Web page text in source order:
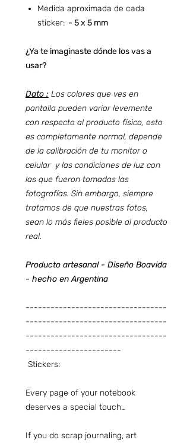
Medida aproximada de cada
sticker: - 5 x 5 mm
¿Ya te imaginaste dónde los vas a
usar?
Dato : Los colores que ves en
pantalla pueden variar levemente
con respecto al producto físico, esto
es completamente normal, depende
de la calibración de tu monitor o
celular y las condiciones de luz con
las que fueron tomadas las
fotografías. Sin embargo, siempre
tratamos de que nuestras fotos,
sean lo más fieles posible al producto
real.
Producto artesanal - Diseño Boavida
- hecho en Argentina
----------------------------------
----------------------------------
----------------------------------
-----------------------
Stickers:
Every page of your notebook
deserves a special touch…
If you do scrap journaling, art